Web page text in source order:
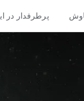
پرطرفدار در